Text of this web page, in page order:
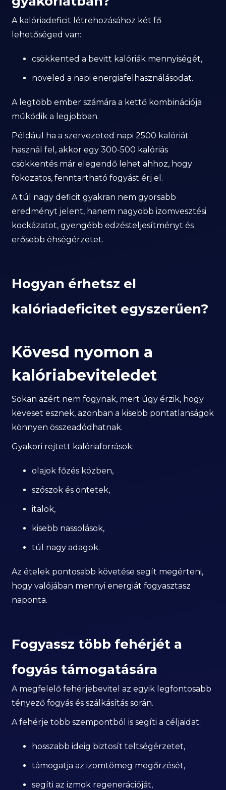
A kalóriadeficit létrehozásához két fő
lehetőséged van:
csökkented a bevitt kalóriák mennyiségét,
növeled a napi energiafelhasználásodat.
A legtöbb ember számára a kettő kombinációja
működik a legjobban.
Például ha a szervezeted napi 2500 kalóriát
használ fel, akkor egy 300-500 kalóriás
csökkentés már elegendő lehet ahhoz, hogy
fokozatos, fenntartható fogyást érj el.
A túl nagy deficit gyakran nem gyorsabb
eredményt jelent, hanem nagyobb izomvesztési
kockázatot, gyengébb edzésteljesítményt és
erősebb éhségérzetet.
Hogyan érhetsz el
kalóriadeficitet egyszerűen?
Kövesd nyomon a
kalóriabeviteledet
Sokan azért nem fogynak, mert úgy érzik, hogy
keveset esznek, azonban a kisebb pontatlanságok
könnyen összeadódhatnak.
Gyakori rejtett kalóriaforrások:
olajok főzés közben,
szószok és öntetek,
italok,
kisebb nassolások,
túl nagy adagok.
Az ételek pontosabb követése segít megérteni,
hogy valójában mennyi energiát fogyasztasz
naponta.
Fogyassz több fehérjét a
fogyás támogatására
A megfelelő fehérjebevitel az egyik legfontosabb
tényező fogyás és szálkásítás során.
A fehérje több szempontból is segíti a céljaidat:
hosszabb ideig biztosít teltségérzetet,
támogatja az izomtömeg megőrzését,
segíti az izmok regenerációját,